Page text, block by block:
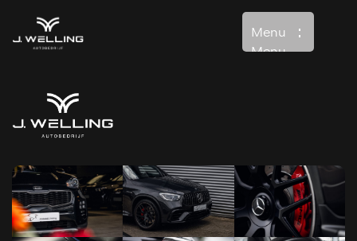
Menu
Menu
Home
Aanbod
Diensten
Over ons
Verkocht